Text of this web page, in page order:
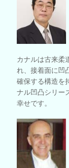
カナルは古来柔
れ、接着面に凹
確保する構造を
ナル凹凸シリー
幸せです。